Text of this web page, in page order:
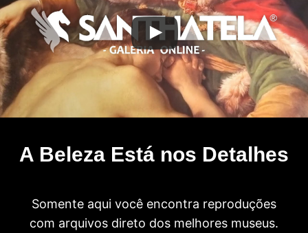
A Beleza Está nos Detalhes
Somente aqui você encontra reproduções
com arquivos direto dos melhores museus.